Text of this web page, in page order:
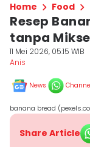
Home Food
Resep
tanpa
11 Mei 2026, 05:15 WIB
Anis
News
banana bread
Share Article